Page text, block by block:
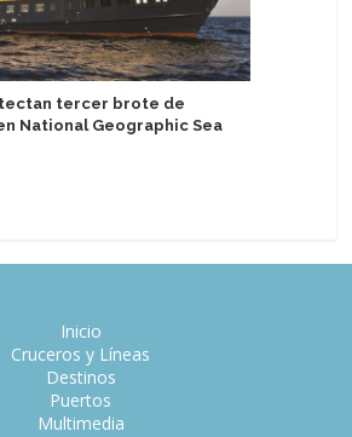
tercer brote de
National Geographic Sea
Inicio
Cruceros y Líneas
Destinos
Puertos
Multimedia